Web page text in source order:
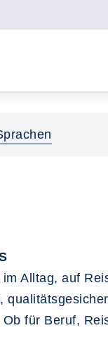
Alltag, auf
für Beruf,